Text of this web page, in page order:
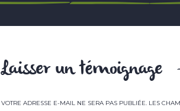
Laisser un témoignage
VOTRE ADRESSE E-MAIL NE SERA PAS PUBLIÉE. LES